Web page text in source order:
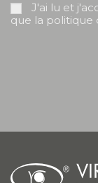
J'ai lu et
que la politique